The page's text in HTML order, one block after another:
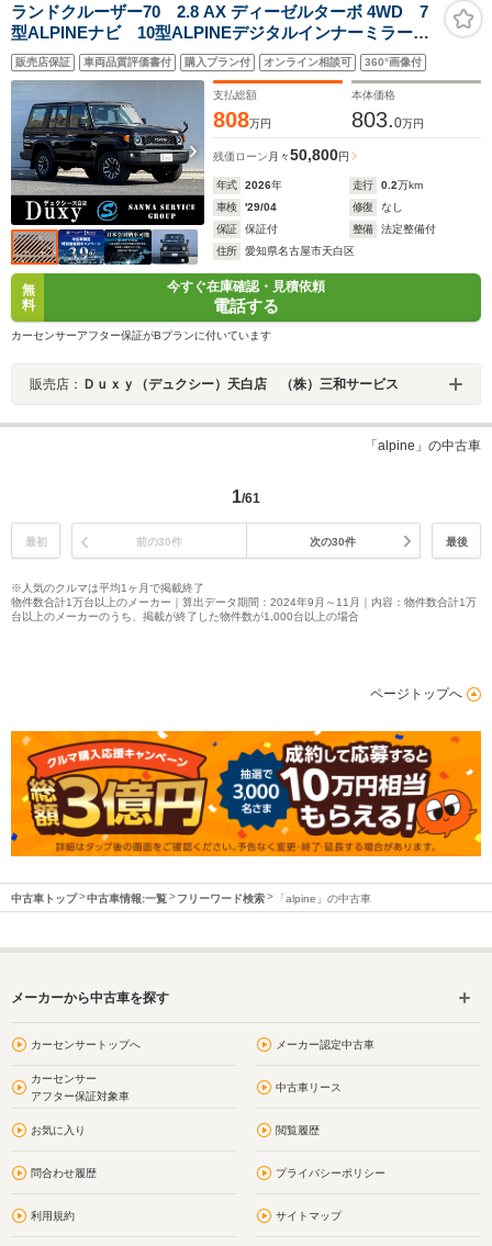
ランドクルーザー70 2.8 AX ディーゼルターボ 4WD 7
型ALPINEナビ 10型ALPINEデジタルインナーミラー
ALPINEパワードサブウーファー フルセグTV
CD/DVD ETC バックカメラ LEDヘッドランプ LED
フォグランプ トヨタセーフティセンス 電動デフロッ
ク 純正16AW
販売店保証 車両品質評価書付 購入プラン付 オンライン相談可 360°画像付
支払総額
808万円
本体価格
803.0万円
残価ローン 月々50,800円
年式 2026年 走行 0.2万km
車検
'29/04 修復
なし
保証
保証付 整備
法定整備付
住所
愛知県名古屋市天白区
無
料
今すぐ在庫確認・見積依頼
電話する
カーセンサーアフター保証がBプランに付いています
販売店： Ｄｕｘｙ（デュクシー）天白店 （株）三和サービス
「alpine」の中古車
1/61
最初 前の30件 次の30件 最後
※人気のクルマは平均1ヶ月で掲載終了
物件数合計1万台以上のメーカー｜算出データ期間：2024年9月～11月｜内容：物件数合計1万
台以上のメーカーのうち、掲載が終了した物件数が1,000台以上の場合
ページトップへ
中古車トップ 中古車情報:一覧 フリーワード検索 「alpine」の中古車
メーカーから中古車を探す
カーセンサートップへ メーカー認定中古車
カーセンサー
アフター保証対象車
中古車リース
お気に入り 閲覧履歴
問合わせ履歴 プライバシーポリシー
利用規約 サイトマップ